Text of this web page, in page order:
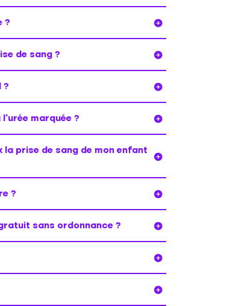
?
de sang ?
?
marquée ?
la prise de sang de mon enfant
?
sans ordonnance ?